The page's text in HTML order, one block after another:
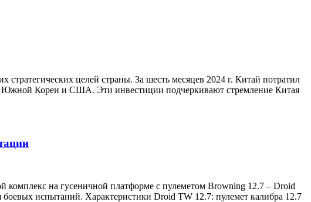
целей страны. За шесть месяцев 2024 г. Китай потратил
Южной Кореи и США. Эти инвестиции подчеркивают стремление Китая
на гусеничной платформе с пулеметом Browning 12.7 – Droid
испытаний. Характеристики Droid TW 12.7: пулемет калибра 12.7